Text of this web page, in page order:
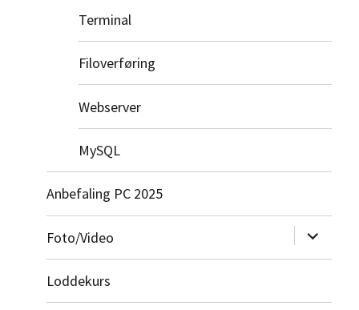
Terminal
Filoverføring
Webserver
MySQL
Anbefaling PC 2025
Foto/Video Utvid
undermeny
Loddekurs